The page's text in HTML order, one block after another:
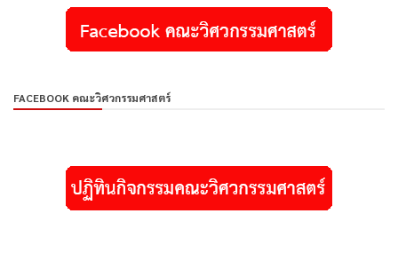
FACEBOOK คณะวิศวกรรมศาสตร์